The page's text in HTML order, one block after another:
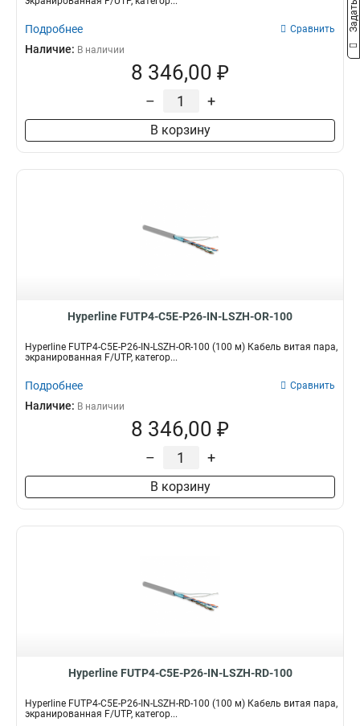
Подробнее Сравнить
Наличие: В наличии
8 346,00 ₽
– +
В корзину
Hyperline FUTP4-C5E-P26-IN-LSZH-OR-100
Hyperline FUTP4-C5E-P26-IN-LSZH-OR-100 (100 м) Кабель витая пара,
экранированная F/UTP, категор...
Подробнее Сравнить
Наличие: В наличии
8 346,00 ₽
– +
В корзину
Hyperline FUTP4-C5E-P26-IN-LSZH-RD-100
Hyperline FUTP4-C5E-P26-IN-LSZH-RD-100 (100 м) Кабель витая пара,
экранированная F/UTP, категор...